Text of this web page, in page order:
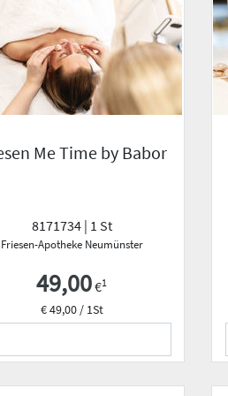
Me Time by Babor
8171734 | 1 St
Friesen-Apotheke Neumünster
49,00€1
€ 49,00 / 1St